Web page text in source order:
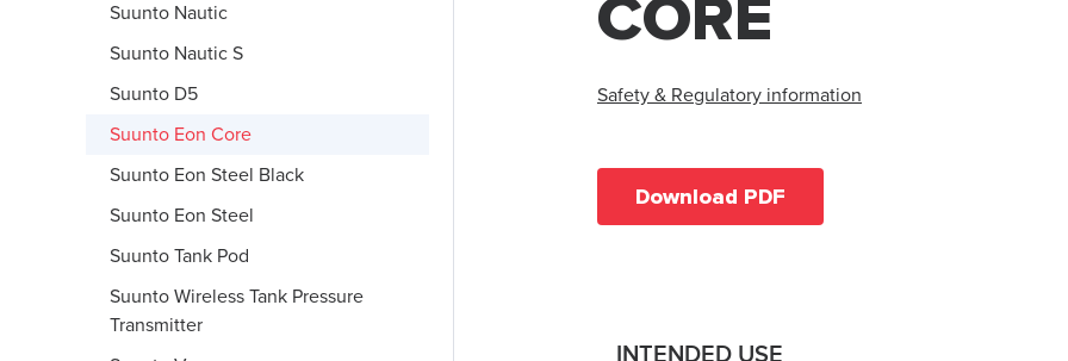
Suunto Nautic
Suunto Nautic S
Suunto D5
Suunto Eon Core
Suunto Eon Steel Black
Suunto Eon Steel
Suunto Tank Pod
Suunto Wireless Tank Pressure
Transmitter
CORE
Safety & Regulatory information
Download PDF
INTENDED USE